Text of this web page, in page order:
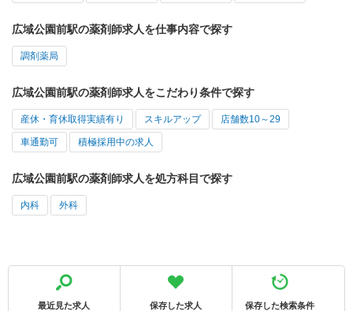
広域公園前駅の薬剤師求人を仕事内容で探す
調剤薬局
広域公園前駅の薬剤師求人をこだわり条件で探す
産休・育休取得実績有り スキルアップ 店舗数10～29
車通勤可 積極採用中の求人
広域公園前駅の薬剤師求人を処方科目で探す
内科 外科
最近見た求人 保存した求人 保存した検索条件